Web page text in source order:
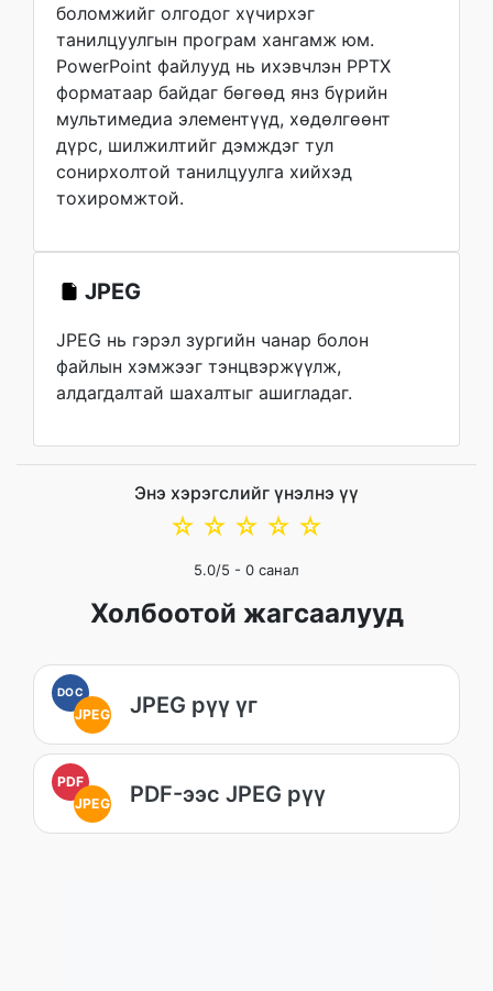
боломжийг олгодог хүчирхэг
танилцуулгын програм хангамж юм.
PowerPoint файлууд нь ихэвчлэн PPTX
форматаар байдаг бөгөөд янз бүрийн
мультимедиа элементүүд, хөдөлгөөнт
дүрс, шилжилтийг дэмждэг тул
сонирхолтой танилцуулга хийхэд
тохиромжтой.
JPEG
JPEG нь гэрэл зургийн чанар болон
файлын хэмжээг тэнцвэржүүлж,
алдагдалтай шахалтыг ашигладаг.
Энэ хэрэгслийг үнэлнэ үү
☆
☆
☆
☆
☆
5.0/5 - 0 санал
Холбоотой жагсаалууд
DOC
JPEG JPEG рүү үг
PDF
JPEG
PDF-ээс JPEG рүү